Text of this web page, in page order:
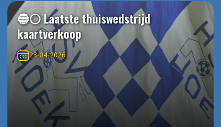
🔵⚪️ Laatste thuiswedstrijd
kaartverkoop
23-04-2026